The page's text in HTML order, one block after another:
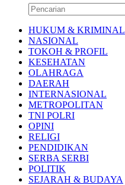
HUKUM & KRIMINAL
NASIONAL
TOKOH & PROFIL
KESEHATAN
OLAHRAGA
DAERAH
INTERNASIONAL
METROPOLITAN
TNI POLRI
OPINI
RELIGI
PENDIDIKAN
SERBA SERBI
POLITIK
SEJARAH & BUDAYA